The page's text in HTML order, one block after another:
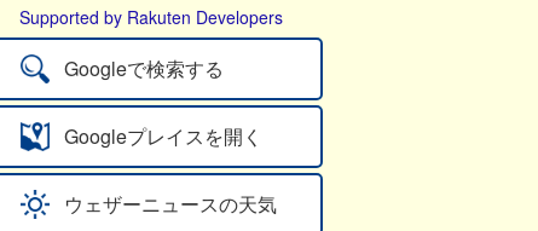
Supported by Rakuten Developers
Googleで検索する
Googleプレイスを開く
ウェザーニュースの天気